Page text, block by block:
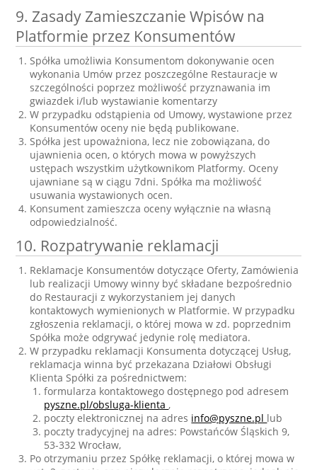
9. Zasady Zamieszczanie Wpisów na
Platformie przez Konsumentów
Spółka umożliwia Konsumentom dokonywanie ocen
wykonania Umów przez poszczególne Restauracje w
szczególności poprzez możliwość przyznawania im
gwiazdek i/lub wystawianie komentarzy
W przypadku odstąpienia od Umowy, wystawione przez
Konsumentów oceny nie będą publikowane.
Spółka jest upoważniona, lecz nie zobowiązana, do
ujawnienia ocen, o których mowa w powyższych
ustępach wszystkim użytkownikom Platformy. Oceny
ujawniane są w ciągu 7dni. Spółka ma możliwość
usuwania wystawionych ocen.
Konsument zamieszcza oceny wyłącznie na własną
odpowiedzialność.
10. Rozpatrywanie reklamacji
Reklamacje Konsumentów dotyczące Oferty, Zamówienia
lub realizacji Umowy winny być składane bezpośrednio
do Restauracji z wykorzystaniem jej danych
kontaktowych wymienionych w Platformie. W przypadku
zgłoszenia reklamacji, o której mowa w zd. poprzednim
Spółka może odgrywać jedynie rolę mediatora.
W przypadku reklamacji Konsumenta dotyczącej Usług,
reklamacja winna być przekazana Działowi Obsługi
Klienta Spółki za pośrednictwem:
formularza kontaktowego dostępnego pod adresem
pyszne.pl/obsluga-klienta,
poczty elektronicznej na adres info@pyszne.pl lub
poczty tradycyjnej na adres: Powstańców Śląskich 9,
53-332 Wrocław,
Po otrzymaniu przez Spółkę reklamacji, o której mowa w